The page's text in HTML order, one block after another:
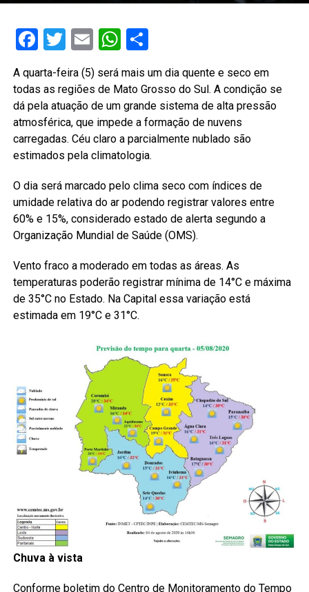
Facebook
Twitter
EmailWhatsApp
Share
A quarta-feira (5) será mais um dia quente e seco em
todas as regiões de Mato Grosso do Sul. A condição se
dá pela atuação de um grande sistema de alta pressão
atmosférica, que impede a formação de nuvens
carregadas. Céu claro a parcialmente nublado são
estimados pela climatologia.
O dia será marcado pelo clima seco com índices de
umidade relativa do ar podendo registrar valores entre
60% e 15%, considerado estado de alerta segundo a
Organização Mundial de Saúde (OMS).
Vento fraco a moderado em todas as áreas. As
temperaturas poderão registrar mínima de 14°C e máxima
de 35°C no Estado. Na Capital essa variação está
estimada em 19°C e 31°C.
Chuva à vista
Conforme boletim do Centro de Monitoramento do Tempo